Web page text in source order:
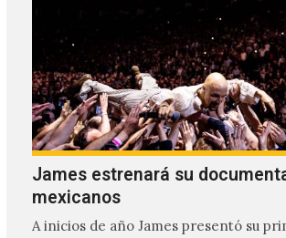
James estrenará su
mexicanos
A inicios de año James presentó su